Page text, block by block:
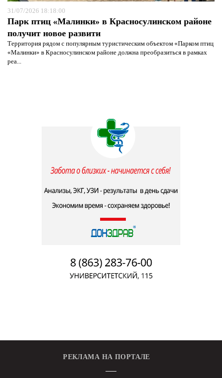
31/07/2026 18:18:00
Парк птиц «Малинки» в Красносулинском районе
получит новое развити
Территория рядом с популярным туристическим объектом «Парком птиц
«Малинки» в Красносулинском районе должна преобразиться в рамках
реа...
РЕКЛАМА НА ПОРТАЛЕ